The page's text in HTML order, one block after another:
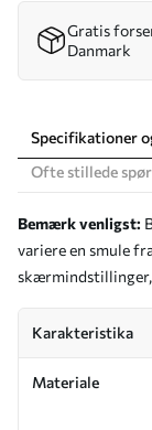
Gratis
Danmark
Specifikationer
Ofte stillede
Bemærk venligst:
variere en smule
Karakteristika
Materiale